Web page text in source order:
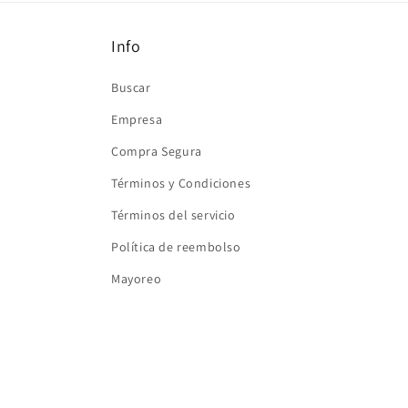
Info
Buscar
Empresa
Compra Segura
Términos y Condiciones
Términos del servicio
Política de reembolso
Mayoreo